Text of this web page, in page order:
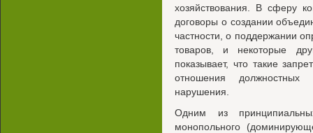
хозяйствования. В сферу
договоры о создании
частности, о поддержании
товаров, и некоторые
показывает, что такие
отношения
нарушения.
Одним из
монопольного